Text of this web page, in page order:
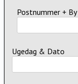
Postnummer + By
Ugedag & Dato